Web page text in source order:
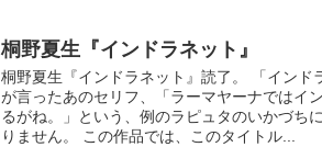
桐野夏生『インドラネット』
桐野夏生『インドラネット』読了。 「インド
が言ったあのセリフ、「ラーマヤーナではイ
るがね。」という、例のラピュタのいかづち
りません。 この作品では、このタイトル...